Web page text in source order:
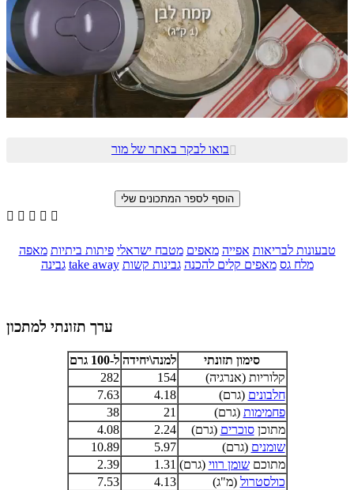
בואו לבקר באתר של מור
    
טבעונות לבריאות אפייה מאפים מטבח ישראלי פיתות ביתיות מאפה
גבינה take away מלח גס מאפים קלים להכנה גבינות קשות
ערך תזונתי למתכון
סימון תזונתי למנה\יחידה ל-100 גרם
קלוריות (אנרגיה)
154
282
חלבונים (גרם) 4.18
7.63
פחמימות (גרם) 21
38
מתוכןסוכרים (גרם) 2.24
4.08
שומנים (גרם) 5.97
10.89
מתוכםשומן רווי (גרם) 1.31
2.39
כולסטרול (מ"ג) 4.13
7.53